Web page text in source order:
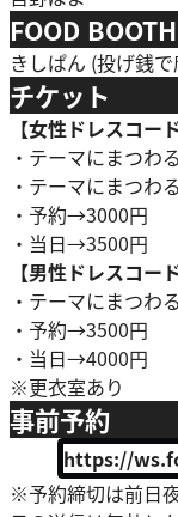
FOOD BOOTH
きしぱん (投げ銭
チケット
【女性ドレスコー
・テーマにまつ
・テーマにまつわ
・予約→3000円
・当日→3500円
【男性ドレスコー
・テーマにまつわ
・予約→3500円
・当日→4000円
※更衣室あり
事前予約
https://
※予約締切は前日